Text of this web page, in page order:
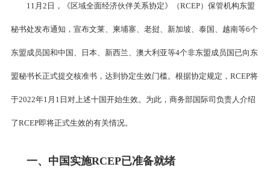
11月2日，《区域全面经济伙伴关系协定》（RCEP）保管机构东盟
秘书处发布通知，宣布文莱、柬埔寨、老挝、新加坡、泰国、越南等6个
东盟成员国和中国、日本、新西兰、澳大利亚等4个非东盟成员国已向东
盟秘书长正式提交核准书，达到协定生效门槛。根据协定规定，RCEP将
于2022年1月1日对上述十国开始生效。为此，商务部国际司负责人介绍
了RCEP即将正式生效的有关情况。
一、中国实施RCEP已准备就绪